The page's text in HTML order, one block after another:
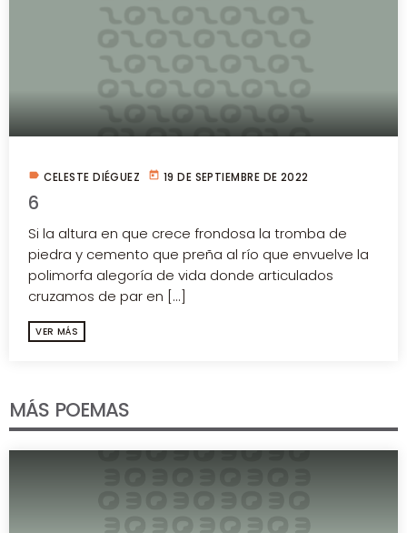
label CELESTE DIÉGUEZ today 19 DE SEPTIEMBRE DE 2022
6
Si la altura en que crece frondosa la tromba de
piedra y cemento que preña al río que envuelve la
polimorfa alegoría de vida donde articulados
cruzamos de par en [...]
VER MÁS
MÁS POEMAS